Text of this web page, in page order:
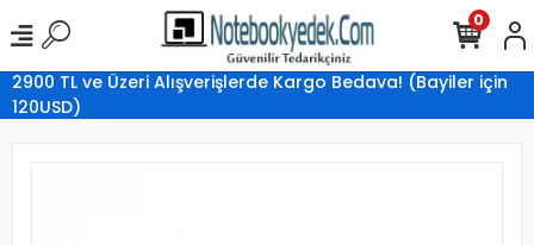
2900 TL ve Üzeri Alışverişlerde Kargo Bedava! (Bayiler için
120USD)
0